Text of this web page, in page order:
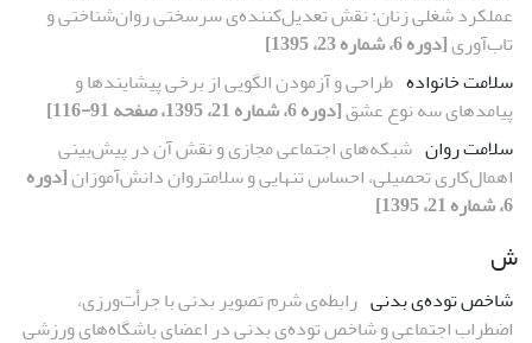
عملکرد شغلی زنان: نقش تعدیل‌کننده‌ی سرسختی روان‌شناختی و
تاب‌آوری[دوره 6، شماره 23، 1395]
سلامت خانواده طراحی و آزمودن الگویی از برخی پیشایندها و
پیامدهای سه نوع عشق[دوره 6، شماره 21، 1395، صفحه 91-116]
سلامت روان شبکه‌های اجتماعی مجازی و نقش آن در پیش‌بینی
اهمال‌کاری تحصیلی، احساس تنهایی و سلامت‏روان دانش‌آموزان[دوره
6، شماره 21، 1395]
ش
شاخص توده‌ی بدنی رابطه‌ی شرم تصویر بدنی با جرأت‌ورزی،
اضطراب اجتماعی و شاخص توده‌ی بدنی در اعضای باشگاه‌های ورزشی